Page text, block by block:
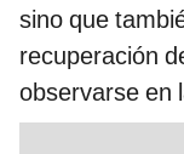
sino que
recuperación
observarse en